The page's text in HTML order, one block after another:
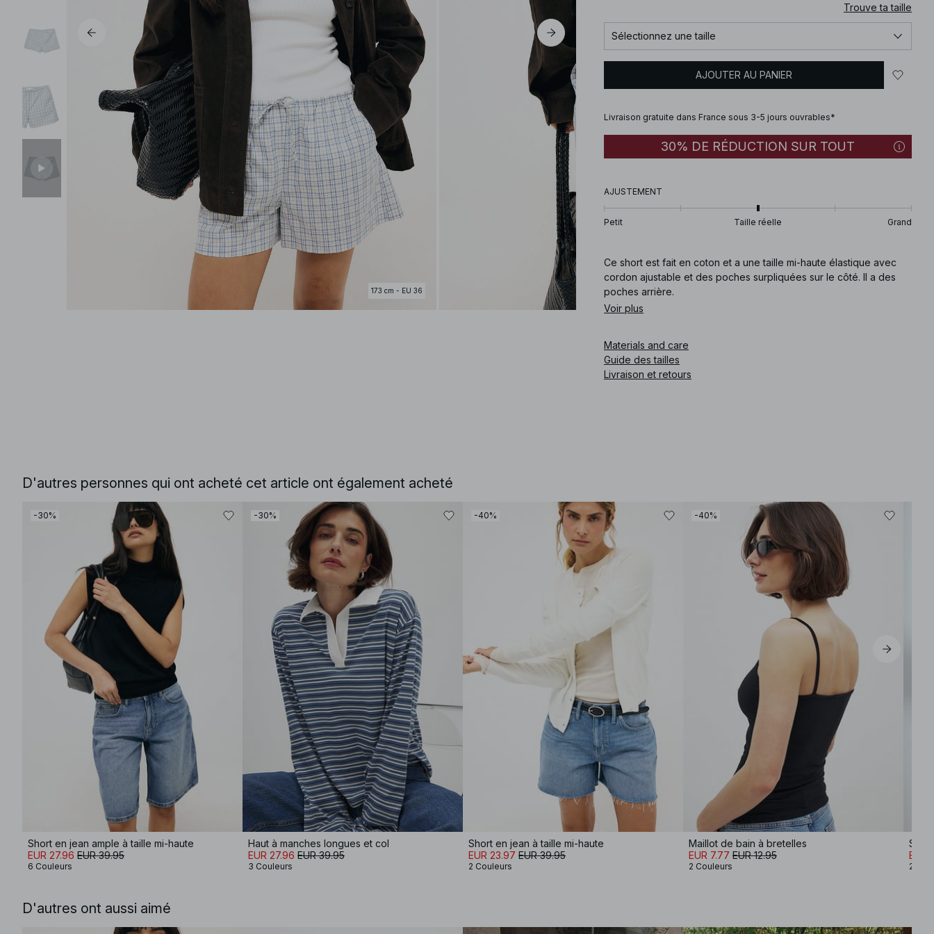
173 cm - EU 36
Trouve ta taille
Sélectionnez une taille
AJOUTER AU PANIER
Livraison gratuite dans France sous 3-5 jours ouvrables*
30% DE RÉDUCTION SUR TOUT
AJUSTEMENT
Petit Taille réelle Grand
Ce short est fait en coton et a une taille mi-haute élastique avec
cordon ajustable et des poches surpliquées sur le côté. Il a des
poches arrière.
Voir plus
Materials and care
Guide des tailles
Livraison et retours
D'autres personnes qui ont acheté cet article ont également acheté
-30%
Short en jean ample à taille mi-haute
EUR 27.96 EUR 39.95
6 Couleurs
-30%
Haut à manches longues et col
EUR 27.96 EUR 39.95
3 Couleurs
-40%
Short en jean à taille mi-haute
EUR 23.97 EUR 39.95
2 Couleurs
-40%
Maillot de bain à bretelles
EUR 7.77 EUR 12.95
2 Couleurs
EUR
2
D'autres ont aussi aimé